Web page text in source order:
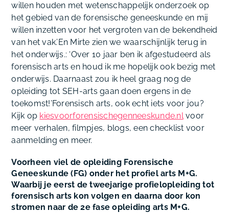
willen houden met wetenschappelijk onderzoek op
het gebied van de forensische geneeskunde en mij
willen inzetten voor het vergroten van de bekendheid
van het vak.’En Mirte zien we waarschijnlijk terug in
het onderwijs.: ‘Over 10 jaar ben ik afgestudeerd als
forensisch arts en houd ik me hopelijk ook bezig met
onderwijs. Daarnaast zou ik heel graag nog de
opleiding tot SEH-arts gaan doen ergens in de
toekomst!’Forensisch arts, ook echt iets voor jou?
Kijk op kiesvoorforensischegenneeskunde.nlvoor
meer verhalen, filmpjes, blogs, een checklist voor
aanmelding en meer.
Voorheen viel de opleiding Forensische
Geneeskunde (FG) onder het profiel arts M+G.
Waarbij je eerst de tweejarige profielopleiding tot
forensisch arts kon volgen en daarna door kon
stromen naar de 2e fase opleiding arts M+G.